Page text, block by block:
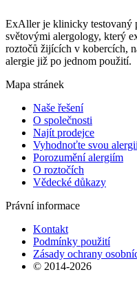
ExAller je klinicky testovaný
světovými alergology, který
roztočů žijících v kobercích,
alergie již po jednom použití.
Mapa stránek
Naše řešení
O společnosti
Najít prodejce
Vyhodnoťte svou alergii
Porozumění alergiím
O roztočích
Vědecké důkazy
Právní informace
Kontakt
Podmínky použití
Zásady ochrany
© 2014-2026